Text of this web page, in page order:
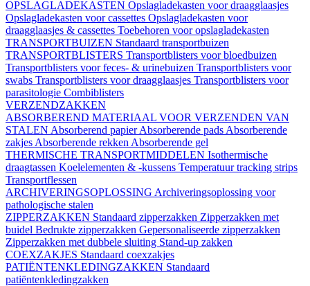
OPSLAGLADEKASTEN Opslagladekasten voor draagglaasjes
Opslagladekasten voor cassettes Opslagladekasten voor
draagglaasjes & cassettes Toebehoren voor opslagladekasten
TRANSPORTBUIZEN Standaard transportbuizen
TRANSPORTBLISTERS Transportblisters voor bloedbuizen
Transportblisters voor feces- & urinebuizen Transportblisters voor
swabs Transportblisters voor draagglaasjes Transportblisters voor
parasitologie Combiblisters
VERZENDZAKKEN
ABSORBEREND MATERIAAL VOOR VERZENDEN VAN
STALEN Absorberend papierAbsorberende pads Absorberende
zakjes Absorberende rekken Absorberende gel
THERMISCHE TRANSPORTMIDDELEN Isothermische
draagtassen Koelelementen & -kussens Temperatuur tracking strips
Transportflessen
ARCHIVERINGSOPLOSSING Archiveringsoplossing voor
pathologische stalen
ZIPPERZAKKEN Standaard zipperzakken Zipperzakken met
buidel Bedrukte zipperzakken Gepersonaliseerde zipperzakken
Zipperzakken met dubbele sluiting Stand-up zakken
COEXZAKJES Standaard coexzakjes
PATIËNTENKLEDINGZAKKEN Standaard
patiëntenkledingzakken